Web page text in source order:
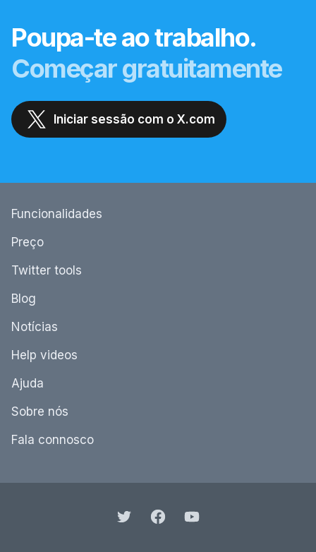
Poupa-te ao trabalho.
Começar gratuitamente
Iniciar sessão com o X.com
Funcionalidades
Preço
Twitter tools
Blog
Notícias
Help videos
Ajuda
Sobre nós
Fala connosco